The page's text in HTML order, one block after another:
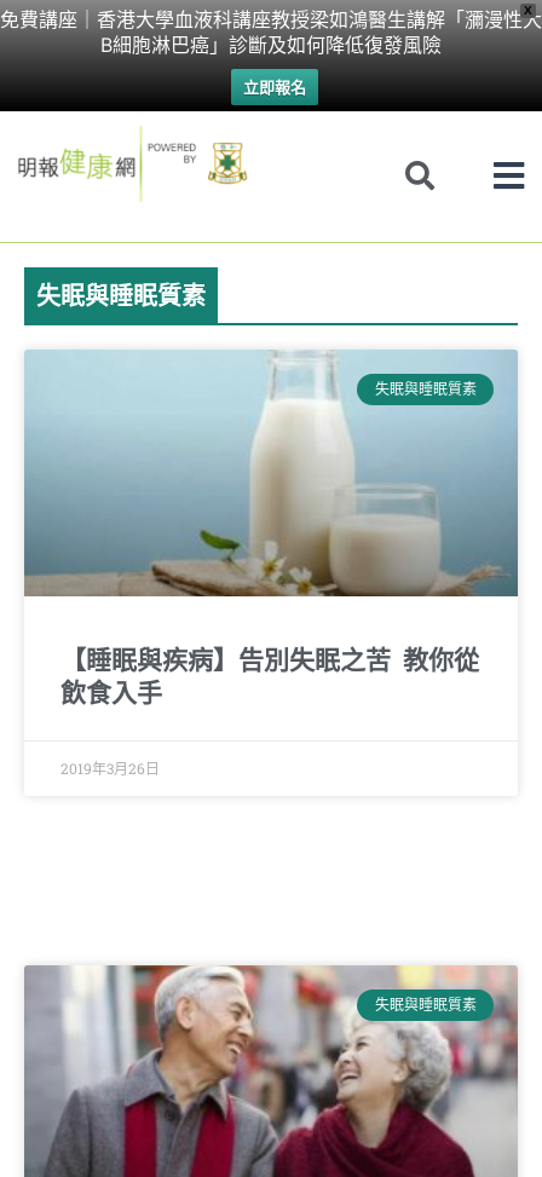
X
免費講座｜香港大學血液科講座教授梁如鴻醫生講解「瀰漫性大
B細胞淋巴癌」診斷及如何降低復發風險
立即報名
Skip
失眠與睡眠質素
失眠與睡眠質素
【睡眠與疾病】告別失眠之苦 教你從
飲食入手
2019年3月26日
失眠與睡眠質素
PagePagePage